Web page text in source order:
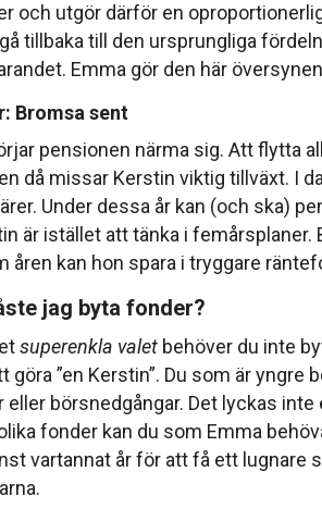
och utgör därför en
tillbaka till den ursprungliga
Emma gör den här
Bromsa sent
pensionen närma sig. Att flytta
då missar Kerstin viktig tillväxt. I
Under dessa år kan (och ska)
är istället att tänka i femårsplaner.
åren kan hon spara i tryggare
jag byta fonder?
superenkla valetbehöver du inte
göra ”en Kerstin”. Du som är yngre
eller börsnedgångar. Det lyckas
fonder kan du som Emma
vartannat år för att få ett lugnare